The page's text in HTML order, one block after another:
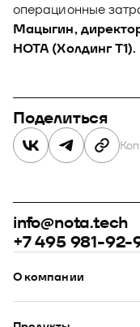
операционные
Мацыгин,
НОТА (Холдинг Т1).
Поделиться
info@nota.tech
+7 495 981-92-
О компании
О нас
Премии